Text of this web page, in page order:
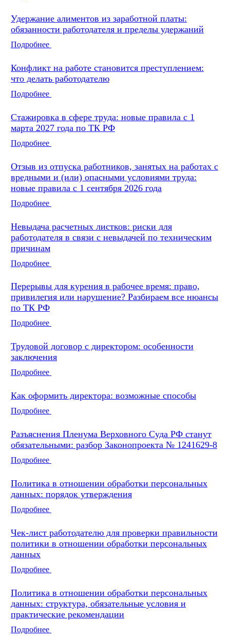
Удержание алиментов из заработной платы:
обязанности работодателя и пределы удержаний
Подробнее
Конфликт на работе становится преступлением:
что делать работодателю
Подробнее
Стажировка в сфере труда: новые правила с 1
марта 2027 года по ТК РФ
Подробнее
Отзыв из отпуска работников, занятых на работах с
вредными и (или) опасными условиями труда:
новые правила с 1 сентября 2026 года
Подробнее
Невыдача расчетных листков: риски для
работодателя в связи с невыдачей по техническим
причинам
Подробнее
Перерывы для курения в рабочее время: право,
привилегия или нарушение? Разбираем все нюансы
по ТК РФ
Подробнее
Трудовой договор с директором: особенности
заключения
Подробнее
Как оформить директора: возможные способы
Подробнее
Разъяснения Пленума Верховного Суда РФ станут
обязательными: разбор Законопроекта № 1241629-8
Подробнее
Политика в отношении обработки персональных
данных: порядок утверждения
Подробнее
Чек-лист работодателю для проверки правильности
политики в отношении обработки персональных
данных
Подробнее
Политика в отношении обработки персональных
данных: структура, обязательные условия и
практические рекомендации
Подробнее